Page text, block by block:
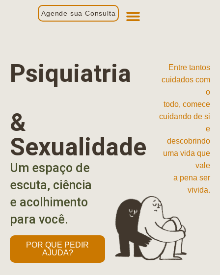
Agende sua Consulta
Psiquiatria
&
Sexualidade
Um espaço de
escuta, ciência
e acolhimento
para você.
POR QUE PEDIR
AJUDA?
Entre tantos
cuidados com
o
todo, comece
cuidando de si
e
descobrindo
uma vida que
vale
a pena ser
vivida.